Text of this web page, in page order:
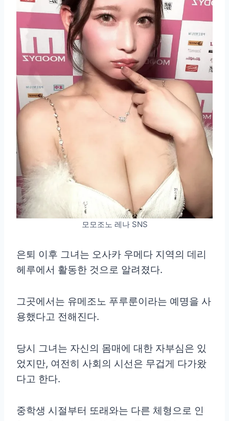
모모조노 레나 SNS
은퇴 이후 그녀는 오사카 우메다 지역의 데리
헤루에서 활동한 것으로 알려졌다.
그곳에서는 유메조노 푸루룬이라는 예명을 사
용했다고 전해진다.
당시 그녀는 자신의 몸매에 대한 자부심은 있
었지만, 여전히 사회의 시선은 무겁게 다가왔
다고 한다.
중학생 시절부터 또래와는 다른 체형으로 인